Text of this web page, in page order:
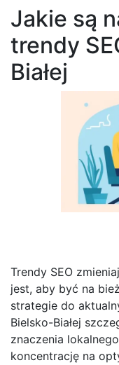
Jakie są
trendy
Białej
Trendy SEO
jest, aby być na
strategie do
Bielsko-Białej
znaczenia
koncentrację na